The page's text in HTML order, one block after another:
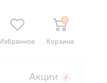
Избранное
0
Корзина
Акции